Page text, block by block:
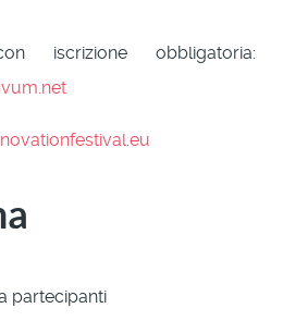
iscrizione obbligatoria:
partecipanti